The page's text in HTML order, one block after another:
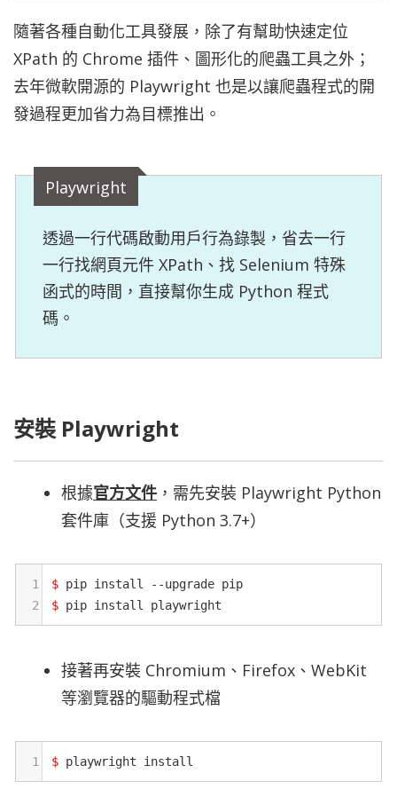
隨著各種自動化工具發展，除了有幫助快速定位
XPath 的 Chrome 插件、圖形化的爬蟲工具之外；
去年微軟開源的 Playwright 也是以讓爬蟲程式的開
發過程更加省力為目標推出。
Playwright
透過一行代碼啟動用戶行為錄製，省去一行
一行找網頁元件 XPath、找 Selenium 特殊
函式的時間，直接幫你生成 Python 程式
碼。
安裝 Playwright
根據官方文件 ，需先安裝 Playwright Python
套件庫（支援 Python 3.7+）
1 $ pip install --upgrade pip
2
$ pip install playwright
接著再安裝 Chromium、Firefox、WebKit
等瀏覽器的驅動程式檔
1 $ playwright install